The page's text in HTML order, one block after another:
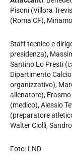
Pisoni (Villora
(Roma CF),
Staff tecnico e
presidenza),
Santino Lo Presti
Dipartimento
organizzativo),
allenatore),
(medico), Alessio
(preparatore
Walter Ciolli,
Foto: LND